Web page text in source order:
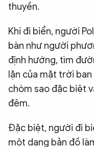
thuyền.
Khi đi biển, người
bàn như người
định hướng, tìm
lặn của mặt trời
chòm sao đặc biệt
đêm.
Đặc biệt, người đi
một dạng bản đồ